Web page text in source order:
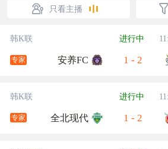
只看主播
韩K联 进行中
专家 安养FC 1 - 2
韩K联 进行中
专家 全北现代 1 - 2